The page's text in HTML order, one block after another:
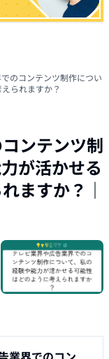
のコンテンツ制作につい
られますか？
ンテンツ制
が活かせる
ますか？ ｜